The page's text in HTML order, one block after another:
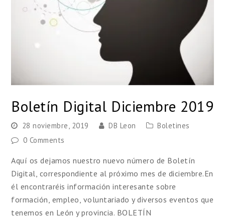
Boletín Digital Diciembre 2019
28 noviembre, 2019 DB Leon
Boletines
0 Comments
Aquí os dejamos nuestro nuevo número de Boletín
Digital, correspondiente al próximo mes de diciembre.En
él encontraréis información interesante sobre
formación, empleo, voluntariado y diversos eventos que
tenemos en León y provincia. BOLETÍN